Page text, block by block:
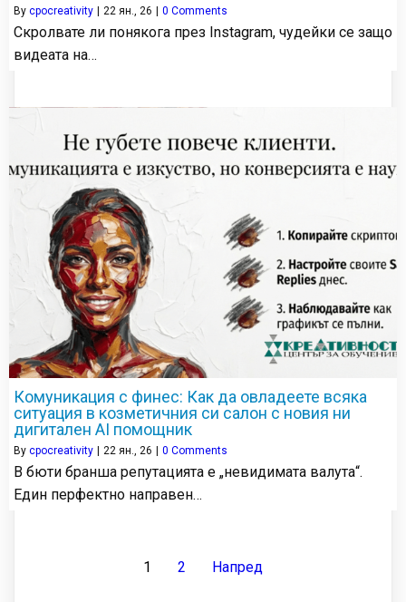
By cpocreativity | 22 ян., 26 | 0 Comments
Скролвате ли понякога през Instagram, чудейки се защо
видеата на…
Комуникация с финес: Как да овладеете всяка
ситуация в козметичния си салон с новия ни
дигитален AI помощник
By cpocreativity 22 ян., 26 0 Comments
В бюти бранша репутацията е „невидимата валута“.
Един перфектно направен…
1 2 Напред